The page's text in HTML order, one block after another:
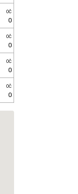
OČ
0
OČ
0
OČ
0
OČ
0